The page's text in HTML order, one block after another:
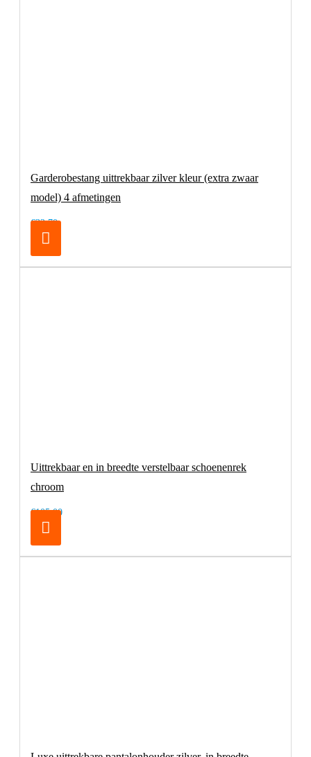
Garderobestang uittrekbaar zilver kleur (extra zwaar
model) 4 afmetingen
€32,70
Uittrekbaar en in breedte verstelbaar schoenenrek
chroom
€105,00